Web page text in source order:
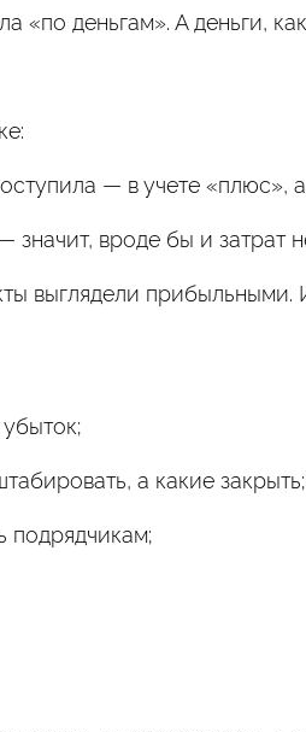
«по деньгам». А деньги,
— в учете «плюс»,
вроде бы и затрат
выглядели прибыльными.
а какие закрыть;
подрядчикам;